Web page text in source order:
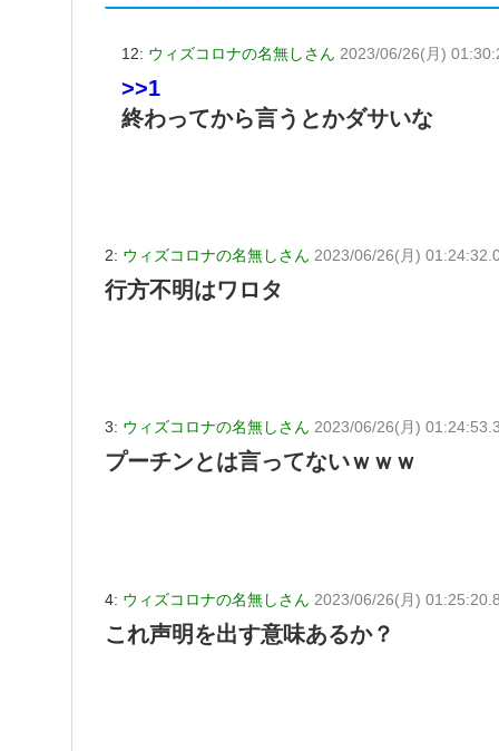
12: ウィズコロナの名無しさん 2023/06/26(月)
>>1
終わってから言うとかダサいな
2: ウィズコロナの名無しさん 2023/06/26(月)
行方不明はワロタ
3: ウィズコロナの名無しさん 2023/06/26(月)
プーチンとは言ってないｗｗｗ
4: ウィズコロナの名無しさん 2023/06/26(月)
これ声明を出す意味あるか？